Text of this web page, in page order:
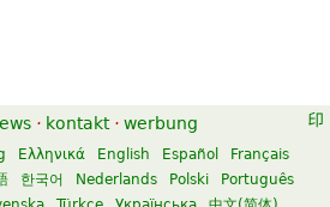
· kontakt · werbung
Ελληνικά English Español
Français
한국어 Nederlands Polski
Português